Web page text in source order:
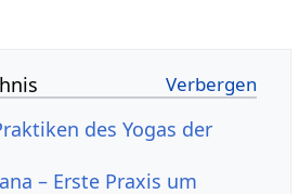
des Yogas der
– Erste Praxis um